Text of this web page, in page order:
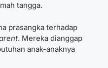
tangga.
prasangka terhadap
. Mereka dianggap
anak-anaknya